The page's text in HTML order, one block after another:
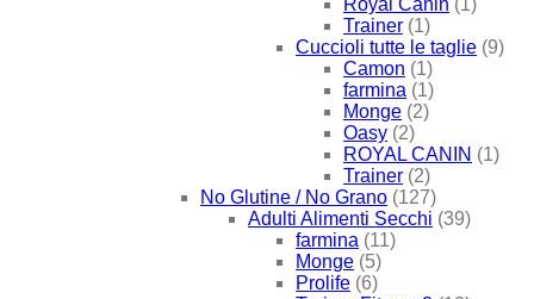
Royal Canin (1)
Trainer (1)
Cuccioli tutte le taglie (9)
Camon (1)
farmina (1)
Monge (2)
Oasy (2)
ROYAL CANIN (1)
Trainer (2)
No Glutine / No Grano (127)
Adulti Alimenti Secchi (39)
farmina (11)
Monge (5)
Prolife (6)